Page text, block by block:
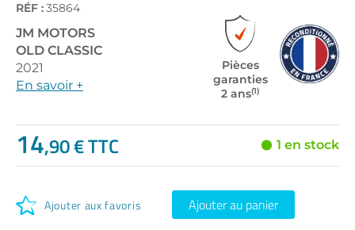
gallery
RÉF :35864
JM MOTORS
OLD CLASSIC
2021
En savoir +
Pièces
garanties
2 ans(1)
14,90 € TTC 1 en stock
Ajouter aux favoris Ajouter au panier